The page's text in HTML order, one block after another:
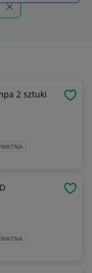
2 sztuki